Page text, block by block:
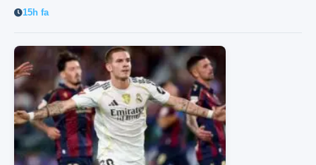
15h fa